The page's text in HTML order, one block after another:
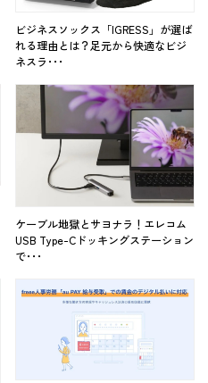
ビジネスソックス「IGRESS」が選ば
れる理由とは？足元から快適なビジ
ネスラ･･･
ケーブル地獄とサヨナラ！エレコム
USB Type-Cドッキングステーション
で･･･